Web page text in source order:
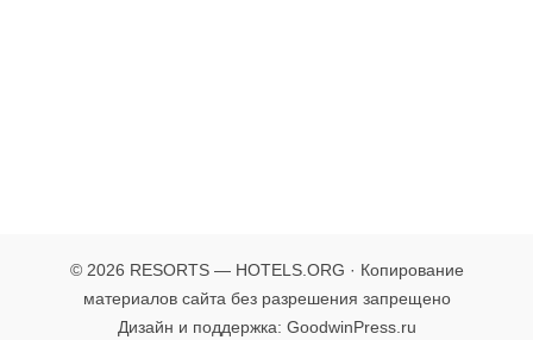
© 2026 RESORTS — HOTELS.ORG · Копирование
материалов сайта без разрешения запрещено
Дизайн и поддержка: GoodwinPress.ru